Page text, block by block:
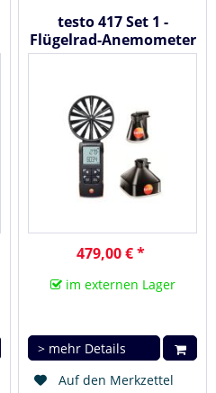
testo 417 Set 1 -
Flügelrad-Anemometer
mit Messtrichtern
479,00 € *
im externen Lager
> mehr Details
Auf den Merkzettel